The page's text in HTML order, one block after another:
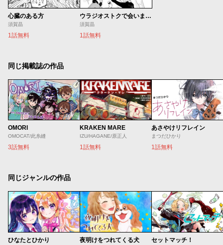
心臓のある方
須賀晶
1話無料
ウラジオストクで会いましょう
須賀晶
1話無料
同じ掲載誌の作品
OMORI
OMOCAT/此糸縫
3話無料
KRAKEN MARE
IZU/HAGANE/原正人
1話無料
あさやけリフレイン
まつだひかり
1話無料
同じジャンルの作品
ひなたとひかり 夜明けをつれてくる犬 セットマッチ！